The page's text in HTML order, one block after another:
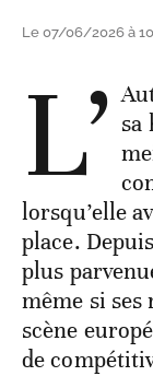
Le 07/06/2026 à
L’ sa
lorsqu’elle
place.
plus
même si
scène
de